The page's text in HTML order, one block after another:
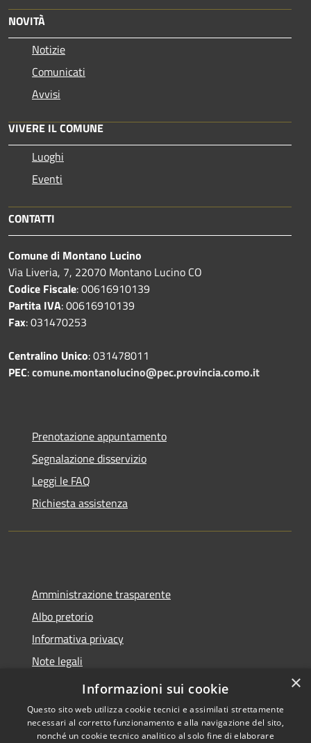
NOVITÀ
Notizie
Comunicati
Avvisi
VIVERE IL COMUNE
Luoghi
Eventi
CONTATTI
Comune di Montano Lucino
Via Liveria, 7, 22070 Montano Lucino CO
Codice Fiscale: 00616910139
Partita IVA: 00616910139
Fax: 031470253
Centralino Unico: 031478011
PEC:comune.montanolucino@pec.provincia.como.it
Prenotazione appuntamento
Segnalazione disservizio
Leggi le FAQ
Richiesta assistenza
Amministrazione trasparente
Albo pretorio
Informativa privacy
Note legali
Dichiarazione di accessibilità
×
Informazioni sui cookie
Questo sito web utilizza cookie tecnici e assimilati strettamente
necessari al corretto funzionamento e alla navigazione del sito,
nonché un cookie tecnico analitico al solo fine di elaborare